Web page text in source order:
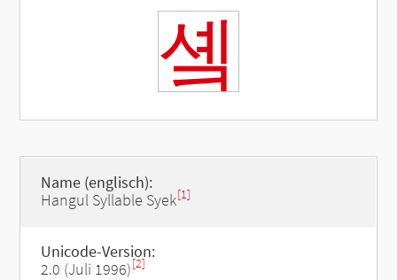
솈
Name (englisch):
Hangul Syllable Syek[1]
Unicode-Version:
2.0 (Juli 1996)[2]